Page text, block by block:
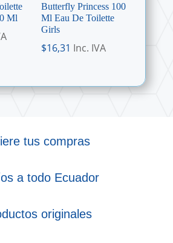
Ml
Butterfly Princess 100
Ml Eau De Toilette
Girls
$16,31 Inc. IVA
tus compras
a todo Ecuador
originales